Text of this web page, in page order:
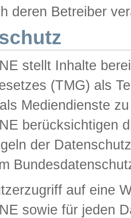
deren Betreiber
stellt Inhalte
(TMG) als
Mediendienste
berücksichtigen
der
auf eine
sowie für jeden